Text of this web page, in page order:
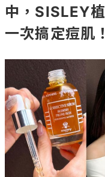
中，SISLEY
一次搞定痘肌！